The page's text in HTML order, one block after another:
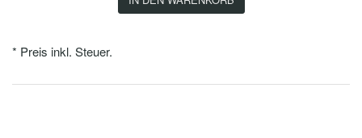
* Preis inkl. Steuer.